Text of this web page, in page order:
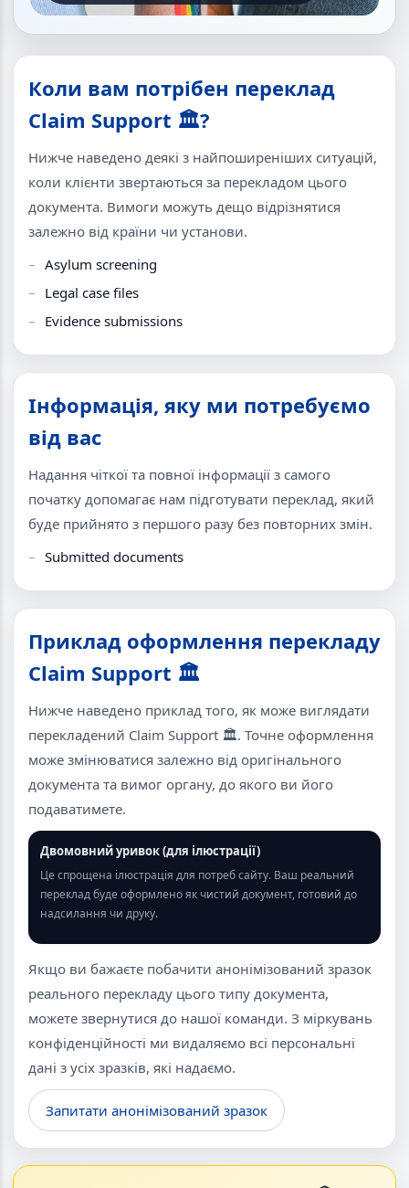
Коли вам потрібен переклад
Claim Support 🏛?
Нижче наведено деякі з найпоширеніших ситуацій,
коли клієнти звертаються за перекладом цього
документа. Вимоги можуть дещо відрізнятися
залежно від країни чи установи.
Asylum screening
Legal case files
Evidence submissions
Інформація, яку ми потребуємо
від вас
Надання чіткої та повної інформації з самого
початку допомагає нам підготувати переклад, який
буде прийнято з першого разу без повторних змін.
Submitted documents
Приклад оформлення перекладу
Claim Support 🏛
Нижче наведено приклад того, як може виглядати
перекладений Claim Support 🏛. Точне оформлення
може змінюватися залежно від оригінального
документа та вимог органу, до якого ви його
подаватимете.
Двомовний уривок (для ілюстрації)
Це спрощена ілюстрація для потреб сайту. Ваш реальний
переклад буде оформлено як чистий документ, готовий до
надсилання чи друку.
Якщо ви бажаєте побачити анонімізований зразок
реального перекладу цього типу документа,
можете звернутися до нашої команди. З міркувань
конфіденційності ми видаляємо всі персональні
дані з усіх зразків, які надаємо.
Запитати анонімізований зразок